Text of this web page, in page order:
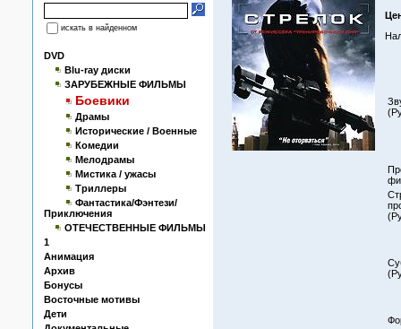
искать в найденном
DVD
Blu-ray диски
ЗАРУБЕЖНЫЕ ФИЛЬМЫ
Боевики
Драмы
Исторические / Военные
Комедии
Мелодрамы
Мистика / ужасы
Триллеры
Фантастика/Фэнтези/
Приключения
ОТЕЧЕСТВЕННЫЕ ФИЛЬМЫ
1
Анимация
Архив
Бонусы
Восточные мотивы
Дети